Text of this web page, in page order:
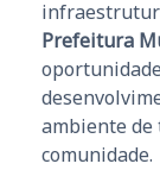
Prefeitura
ambiente de
comunidade.